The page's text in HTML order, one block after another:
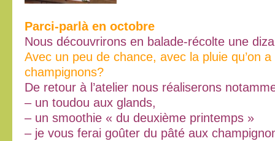
Parci-parlà en octobre
Nous découvrirons en balade-récolte une
Avec un peu de chance, avec la pluie qu’on
champignons?
De retour à l’atelier nous réaliserons
– un toudou aux glands,
– un smoothie « du deuxième printemps »
– je vous ferai goûter du pâté aux